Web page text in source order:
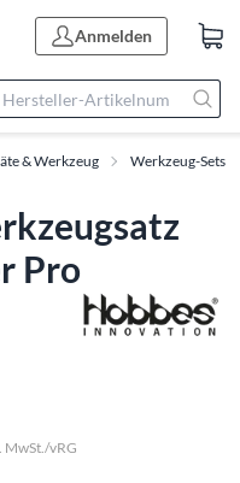
Anmelden
& Werkzeug Werkzeug-Sets
Pro
MwSt./vRG